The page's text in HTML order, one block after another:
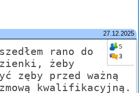
27.12.2025
5
3
rano do
żeby
zęby przed ważną
kwalifikacyjną.